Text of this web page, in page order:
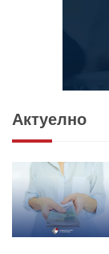
Актуелно